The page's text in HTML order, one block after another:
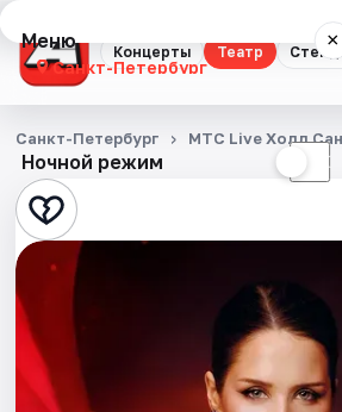
Концерты Театр
Меню ×
Санкт-Петербург
Концерты
Театр
Стендап
Выставки
Квесты
Экскурсии
Ночной режим ☾
Санкт-Петербург МТС Live Холл